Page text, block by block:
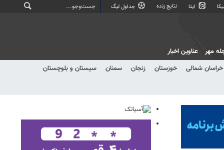
ایتا نتایج زنده جداول لیگ
خراسان شمالی خوزستان زنجان سمنان
سیستان و بلوچستان
مهر عناوین اخبار